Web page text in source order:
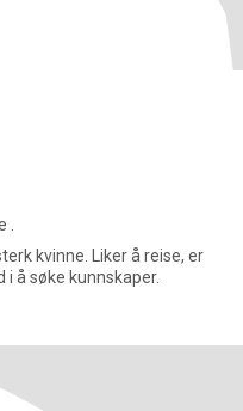
å søke kunnskaper.